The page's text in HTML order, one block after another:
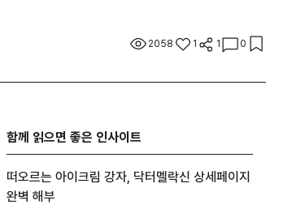
2058 1 1 0
함께 읽으면 좋은 인사이트
떠오르는 아이크림 강자, 닥터멜락신 상세페이지
완벽 해부